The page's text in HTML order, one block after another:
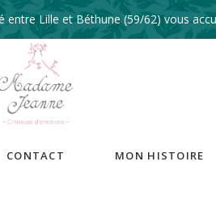
Lille et Béthune (59/62) vous
CONTACT MON HISTOIRE